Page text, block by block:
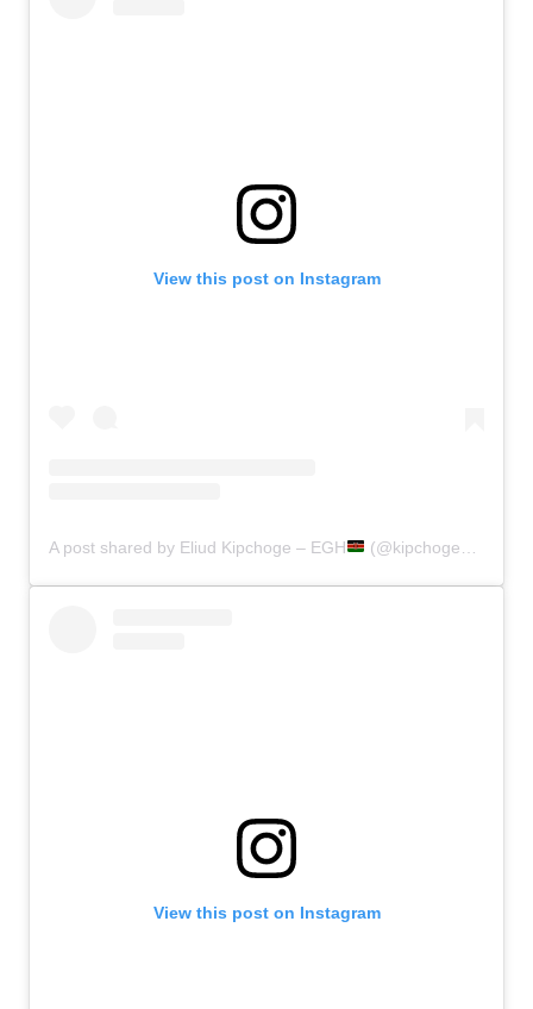
View this post on Instagram
A post shared by Eliud Kipchoge – EGH (@kipchogeeliud)
View this post on Instagram